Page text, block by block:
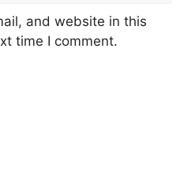
and website in this
time I comment.